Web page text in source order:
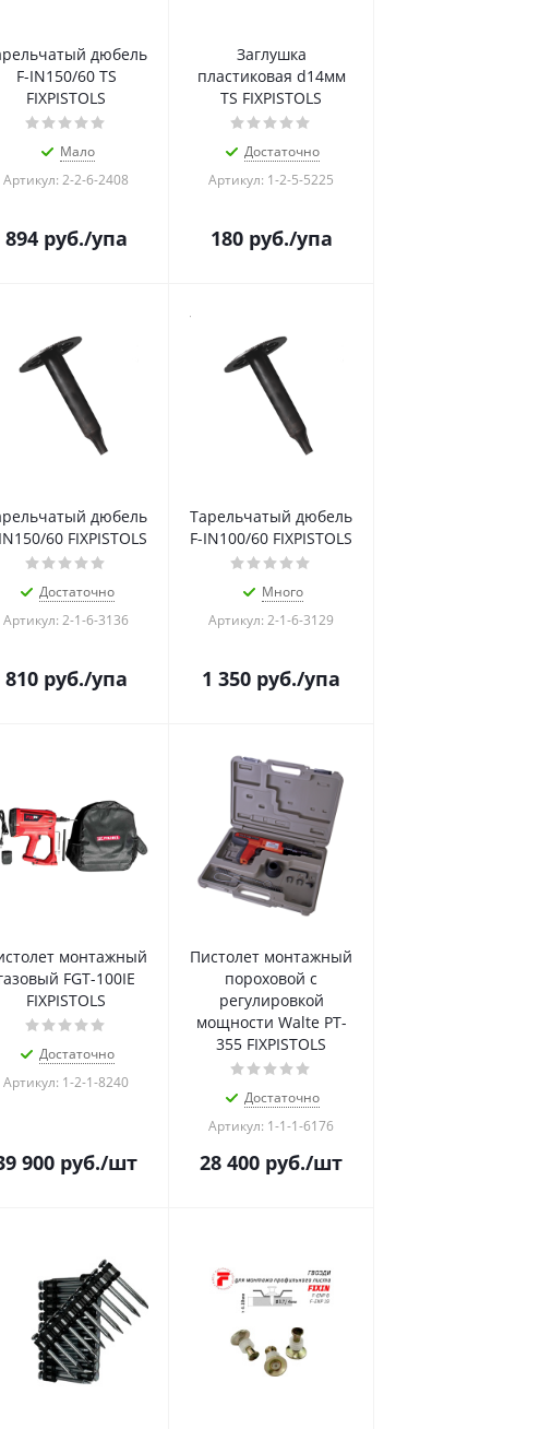
дюбель
F-IN150/60 TS
FIXPISTOLS
Мало
Артикул: 2-2-6-2408
894руб./упа
Заглушка
пластиковая d14мм
TS FIXPISTOLS
Достаточно
Артикул: 1-2-5-5225
180руб./упа
дюбель
60 FIXPISTOLS
Достаточно
Артикул: 2-1-6-3136
810руб./упа
Тарельчатый дюбель
F-IN100/60 FIXPISTOLS
Много
Артикул: 2-1-6-3129
1 350 руб./упа
монтажный
FGT-100IE
FIXPISTOLS
Достаточно
Артикул: 1-2-1-8240
900 руб./шт
Пистолет монтажный
пороховой с
регулировкой
мощности Walte PT-
355 FIXPISTOLS
Достаточно
Артикул: 1-1-1-6176
28 400 руб./шт